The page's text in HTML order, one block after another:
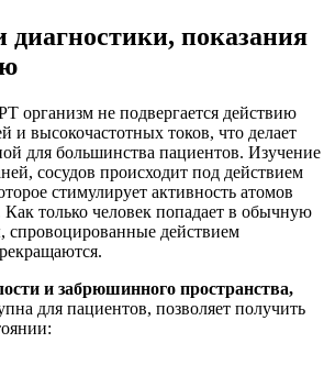
диагностики, показания
организм не подвергается действию
и высокочастотных токов, что делает
для большинства пациентов. Изучение
сосудов происходит под действием
стимулирует активность атомов
Как только человек попадает в обычную
спровоцированные действием
и забрюшинного пространства,
для пациентов, позволяет получить